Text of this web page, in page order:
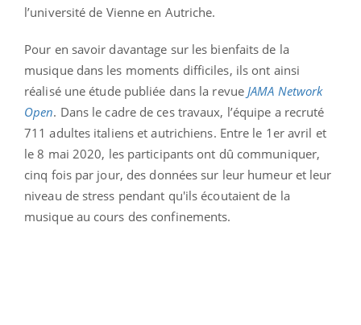
l’université de Vienne en Autriche.
Pour en savoir davantage sur les bienfaits de la
musique dans les moments difficiles, ils ont ainsi
réalisé une étude publiée dans la revue JAMA Network
Open. Dans le cadre de ces travaux, l’équipe a recruté
711 adultes italiens et autrichiens. Entre le 1er avril et
le 8 mai 2020, les participants ont dû communiquer,
cinq fois par jour, des données sur leur humeur et leur
niveau de stress pendant qu'ils écoutaient de la
musique au cours des confinements.